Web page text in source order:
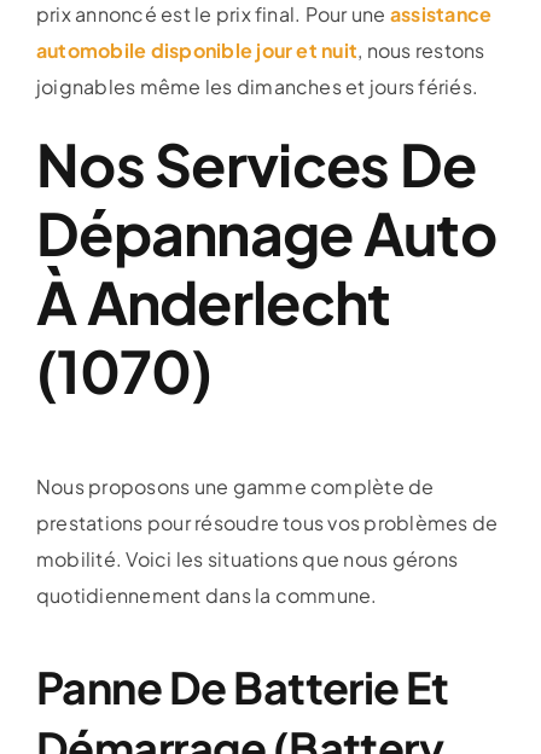
prix annoncé est le prix final. Pour une assistance
automobile disponible jour et nuit, nous restons
joignables même les dimanches et jours fériés.
Nos Services De
Dépannage Auto
À Anderlecht
(1070)
Nous proposons une gamme complète de
prestations pour résoudre tous vos problèmes de
mobilité. Voici les situations que nous gérons
quotidiennement dans la commune.
Panne De Batterie Et